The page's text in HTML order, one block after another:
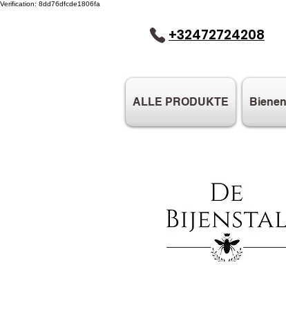
Verification: 8dd76dfcde1806fa
+32472724208
ALLE PRODUKTE